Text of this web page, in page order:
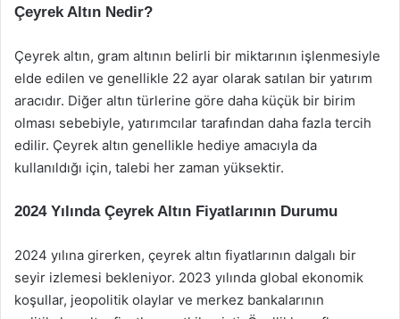
Çeyrek Altın Nedir?
Çeyrek altın, gram altının belirli bir miktarının işlenmesiyle
elde edilen ve genellikle 22 ayar olarak satılan bir yatırım
aracıdır. Diğer altın türlerine göre daha küçük bir birim
olması sebebiyle, yatırımcılar tarafından daha fazla tercih
edilir. Çeyrek altın genellikle hediye amacıyla da
kullanıldığı için, talebi her zaman yüksektir.
2024 Yılında Çeyrek Altın Fiyatlarının Durumu
2024 yılına girerken, çeyrek altın fiyatlarının dalgalı bir
seyir izlemesi bekleniyor. 2023 yılında global ekonomik
koşullar, jeopolitik olaylar ve merkez bankalarının